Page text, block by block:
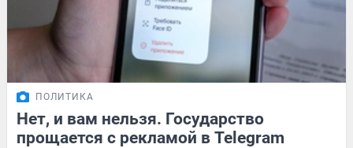
ПОЛИТИКА
Нет, и вам нельзя. Государство
прощается с рекламой в Telegram